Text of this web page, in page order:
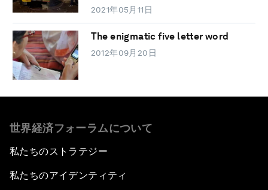
2021年05月11日
The enigmatic five letter word
2012年09月20日
世界経済フォーラムについて
私たちのストラテジー
私たちのアイデンティティ